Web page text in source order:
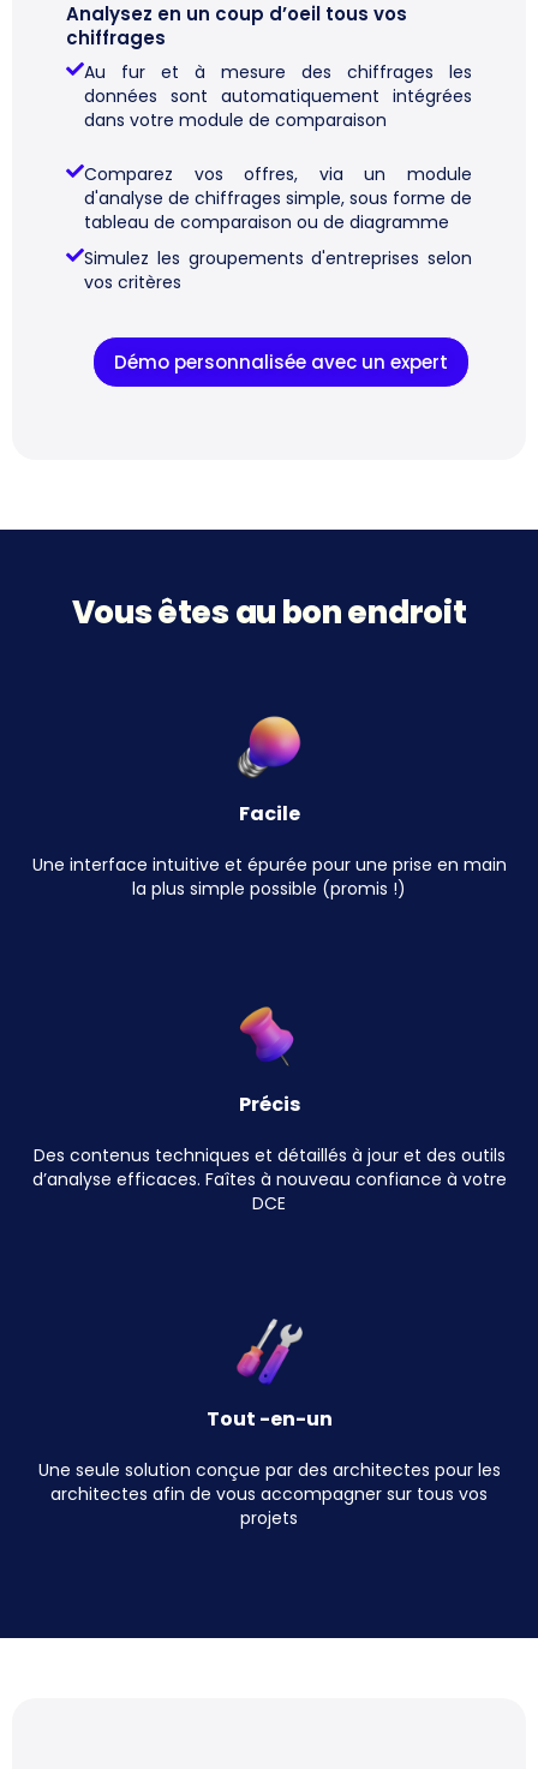
Analysez en un coup d’oeil tous vos
chiffrages
Au fur et à mesure des chiffrages les
données sont automatiquement intégrées
dans votre module de comparaison
Comparez vos offres, via un module
d'analyse de chiffrages simple, sous forme de
tableau de comparaison ou de diagramme
Simulez les groupements d'entreprises selon
vos critères
Démo personnalisée avec un expert
Vous êtes au bon endroit
Facile
Une interface intuitive et épurée pour une prise en main
la plus simple possible (promis !)
Précis
Des contenus techniques et détaillés à jour et des outils
d’analyse efficaces. Faîtes à nouveau confiance à votre
DCE
Tout -en-un
Une seule solution conçue par des architectes pour les
architectes afin de vous accompagner sur tous vos
projets